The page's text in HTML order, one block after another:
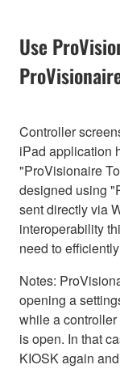
Use
Controller
iPad application
"ProVisionaire
designed using
sent directly via
interoperability
need to
Notes:
opening a
while a
is open. In that
KIOSK again